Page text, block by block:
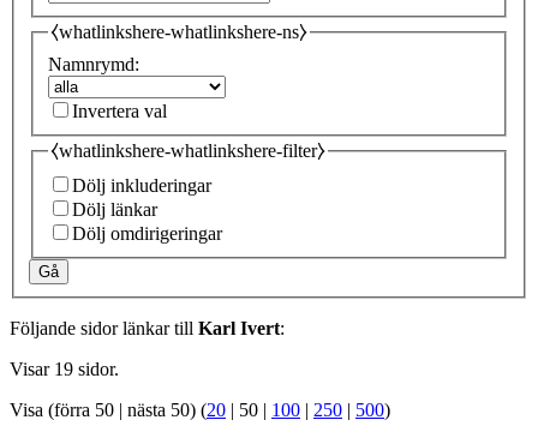
⧼whatlinkshere-whatlinkshere-ns⧽
Namnrymd:
Invertera val
⧼whatlinkshere-whatlinkshere-filter⧽
Dölj inkluderingar
Dölj länkar
Dölj omdirigeringar
Gå
Följande sidor länkar till Karl Ivert:
Visar 19 sidor.
Visa (förra 50 | nästa 50) (20 | 50 | 100 | 250 | 500)